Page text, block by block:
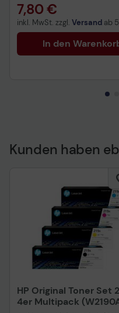
7,80 €
inkl. MwSt. zzgl. Versand ab
In den
Kunden haben
HP Original Toner Set
4er Multipack